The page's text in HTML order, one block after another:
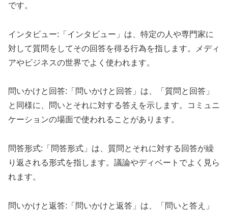
です。
インタビュー:「インタビュー」は、特定の人や専門家に
対して質問をしてその回答を得る行為を指します。メディ
アやビジネスの世界でよく使われます。
問いかけと回答:「問いかけと回答」は、「質問と回答」
と同様に、問いとそれに対する答えを示します。コミュニ
ケーションの場面で使われることがあります。
問答形式:「問答形式」は、質問とそれに対する回答が繰
り返される形式を指します。議論やディベートでよく見ら
れます。
問いかけと返答:「問いかけと返答」は、「問いと答え」